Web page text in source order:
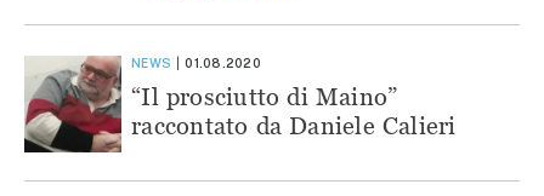
NEWS 01.08.2020
“Il prosciutto di Maino”
raccontato da Daniele Calieri